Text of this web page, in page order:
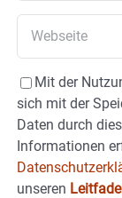
Mit der
sich mit der
Daten durch
Informationen
unseren